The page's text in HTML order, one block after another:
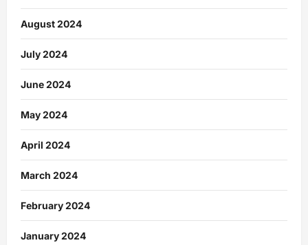
August 2024
July 2024
June 2024
May 2024
April 2024
March 2024
February 2024
January 2024